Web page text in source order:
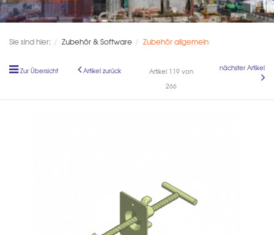
Sie sind hier: Zubehör & Software Zubehör allgemein
Zur Übersicht Artikel zurück
Artikel 119 von
266
nächster Artikel